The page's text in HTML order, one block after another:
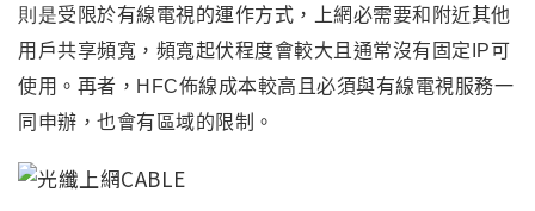
則是受限於有線電視的運作方式，上網必需要和附近其他
用戶共享頻寬，頻寬起伏程度會較大且通常沒有固定IP可
使用。再者 ， HFC佈線成本較高且必須與有線電視服務一
同申辦 ，也會有區域的限制 。